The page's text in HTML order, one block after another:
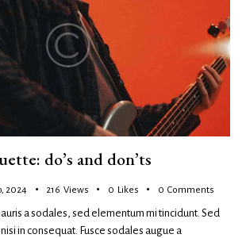
do’s and don’ts
2024 216 Views 0 Likes 0 Comments
a sodales, sed elementum mi tincidunt. Sed
in consequat. Fusce sodales augue a